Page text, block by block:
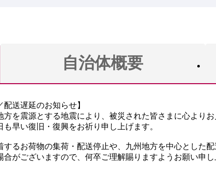
送遅延のお知らせ】
方を震源とする地震により、被災された皆さまに心より
早い復旧・復興をお祈り申し上げます。
るお荷物の集荷・配送停止や、九州地方を中心とした
がございますので、何卒ご理解賜りますようお願い申
自治体概要